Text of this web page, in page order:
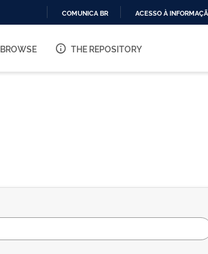
O
COMUNICA BR ACESSO À
BROWSE THE REPOSITORY